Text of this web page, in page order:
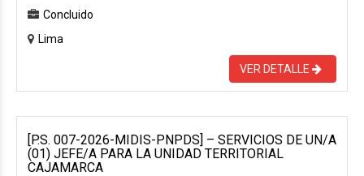
Concluido
Lima
VER DETALLE
[P.S. 007-2026-MIDIS-PNPDS] – SERVICIOS DE UN/A
(01) JEFE/A PARA LA UNIDAD TERRITORIAL
CAJAMARCA